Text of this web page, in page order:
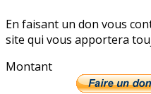
En faisant un don vous
site qui vous apportera
Montant